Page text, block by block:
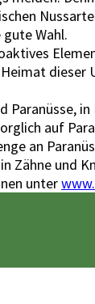
Wahl.
dieser
Paranüsse,
auf
an
Zähne und
unter